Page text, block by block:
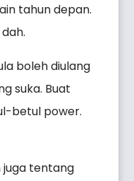
tahun depan.
boleh diulang
suka. Buat
betul power.
juga tentang